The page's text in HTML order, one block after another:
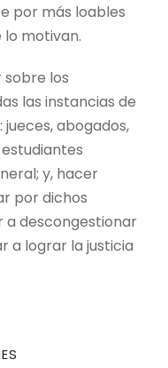
por más loables
lo motivan.
sobre los
las instancias de
abogados,
y, hacer
por dichos
a descongestionar
a lograr la justicia